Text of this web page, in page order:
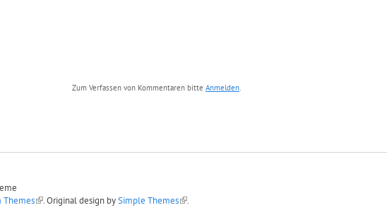
Zum Verfassen von Kommentaren bitte Anmelden.
Themes . Original design bySimple Themes .